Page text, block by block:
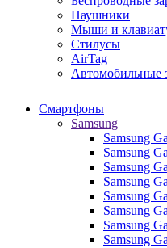
Наушники
Мыши и
Стилусы
AirTag
Автомобильные
Смартфоны
Samsung
Samsung
Samsung
Samsung
Samsung
Samsung
Samsung
Samsung
Samsung